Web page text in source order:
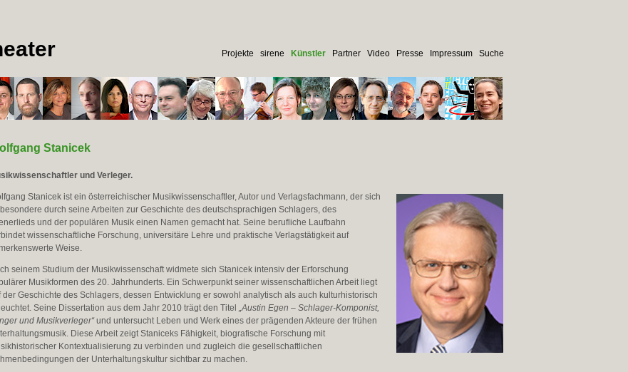
Projekte sirene Künstler Partner Video Presse Impressum Suche
Stanicek
und Verleger.
Stanicek ist ein österreichischer Musikwissenschaftler, Autor und Verlagsfachmann, der sich
durch seine Arbeiten zur Geschichte des deutschsprachigen Schlagers, des
und der populären Musik einen Namen gemacht hat. Seine berufliche Laufbahn
wissenschaftliche Forschung, universitäre Lehre und praktische Verlagstätigkeit auf
Weise.
seinem Studium der Musikwissenschaft widmete sich Stanicek intensiv der Erforschung
Musikformen des 20. Jahrhunderts. Ein Schwerpunkt seiner wissenschaftlichen Arbeit liegt
der Geschichte des Schlagers, dessen Entwicklung er sowohl analytisch als auch kulturhistorisch
Seine Dissertation aus dem Jahr 2010 trägt den Titel „Austin Egen – Schlager-Komponist,
und Musikverleger“und untersucht Leben und Werk eines der prägenden Akteure der frühen
Diese Arbeit zeigt Staniceks Fähigkeit, biografische Forschung mit
Kontextualisierung zu verbinden und zugleich die gesellschaftlichen
der Unterhaltungskultur sichtbar zu machen.